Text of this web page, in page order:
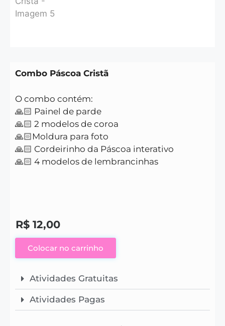
Combo Páscoa Cristã
O combo contém:
🙏🏻 Painel de parde
🙏🏻 2 modelos de coroa
🙏🏻Moldura para foto
🙏🏻 Cordeirinho da Páscoa interativo
🙏🏻 4 modelos de lembrancinhas
R$ 12,00
Colocar no carrinho
Atividades Gratuitas
Atividades Pagas